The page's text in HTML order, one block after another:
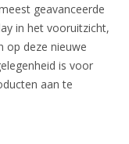
geavanceerde
in het vooruitzicht,
op deze nieuwe
is voor
aan te